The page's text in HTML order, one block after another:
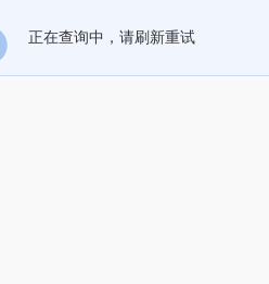
正在查询中，请刷新重试